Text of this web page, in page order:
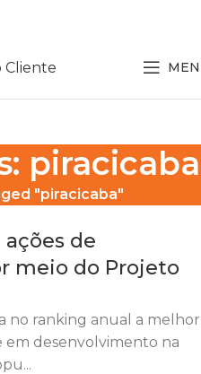
Cliente
piracicaba
"piracicaba"
,
de
meio do Projeto
no ranking anual a melhor
em desenvolvimento na